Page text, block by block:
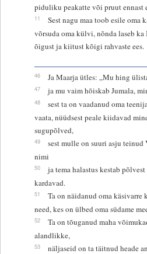
piduliku peakatte või pruut ennast
11
Sest nagu maa toob esile oma
võrsuda oma külvi, nõnda laseb ka
õigust ja kiitust kõigi rahvaste ees.
46 Ja Maarja ütles: „Mu hing
47 ja mu vaim hõiskab Jumala,
48
sest ta on vaadanud oma
vaata, nüüdsest peale kiidavad
sugupõlved,
49
sest mulle on suuri asju teinud
nimi
50
ja tema halastus kestab
kardavad.
51
Ta on näidanud oma
need, kes on ülbed oma südame
52
Ta on tõuganud maha
alandlikke,
53
näljaseid on ta täitnud heade